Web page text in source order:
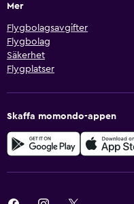
Mer
Flygbolagsavgifter
Flygbolag
Säkerhet
Flygplatser
Skaffa momondo-appen